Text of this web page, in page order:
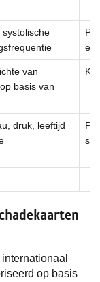
en
van
basis van
druk, leeftijd
op basis